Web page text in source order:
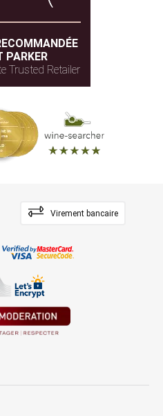
PARKER
Trusted Retailer
Virement bancaire